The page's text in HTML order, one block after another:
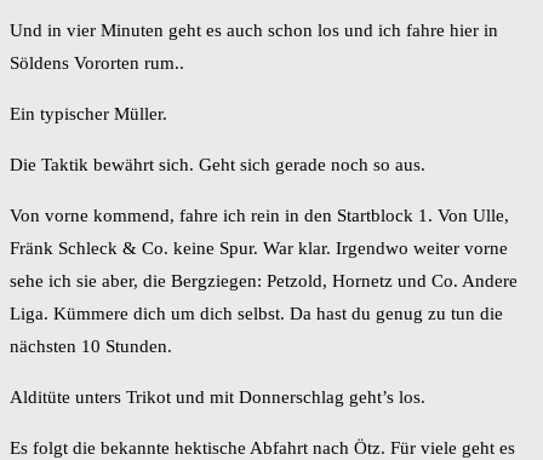
Und in vier Minuten geht es auch schon los und ich fahre hier in
Söldens Vororten rum..
Ein typischer Müller.
Die Taktik bewährt sich. Geht sich gerade noch so aus.
Von vorne kommend, fahre ich rein in den Startblock 1. Von Ulle,
Fränk Schleck & Co. keine Spur. War klar. Irgendwo weiter vorne
sehe ich sie aber, die Bergziegen: Petzold, Hornetz und Co. Andere
Liga. Kümmere dich um dich selbst. Da hast du genug zu tun die
nächsten 10 Stunden.
Alditüte unters Trikot und mit Donnerschlag geht’s los.
Es folgt die bekannte hektische Abfahrt nach Ötz. Für viele geht es